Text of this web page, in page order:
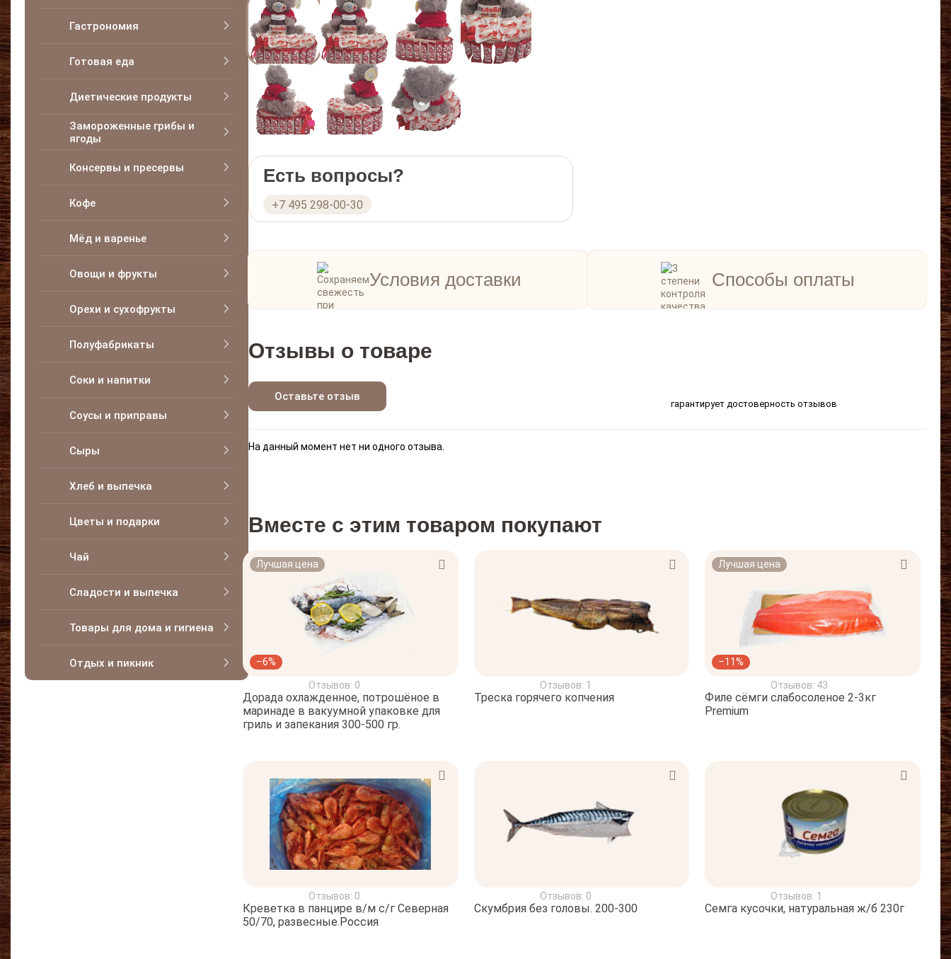
Гастрономия
Готовая еда
Диетические продукты
Замороженные грибы и
ягоды
Консервы и пресервы
Кофе
Мёд и варенье
Овощи и фрукты
Орехи и сухофрукты
Полуфабрикаты
Соки и напитки
Соусы и приправы
Сыры
Хлеб и выпечка
Цветы и подарки
Чай
Сладости и выпечка
Товары для дома и гигиена
Отдых и пикник
Есть вопросы?
+7 495 298-00-30
Условия доставки Способы оплаты
Отзывы о товаре
Оставьте отзыв
гарантирует достоверность отзывов
На данный момент нет ни одного отзыва.
Вместе с этим товаром покупают
Лучшая цена
–6%
Отзывов: 0
Дорада охлажденное, потрошёное в
маринаде в вакуумной упаковке для
гриль и запекания 300-500 гр.
Отзывов: 1
Треска горячего копчения
Лучшая цена
–11%
Отзывов: 43
Филе сёмги слабосоленое 2-3кг
Premium
Отзывов: 0
Креветка в панцире в/м с/г Северная
50/70, развесные.Россия
Отзывов: 0
Скумбрия без головы. 200-300
Отзывов: 1
Семга кусочки, натуральная ж/б 230г